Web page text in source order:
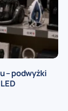
– podwyżki